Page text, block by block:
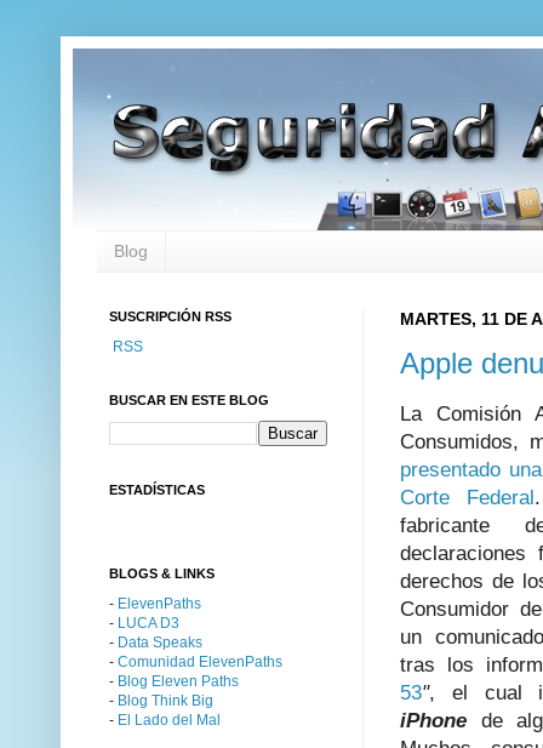
Blog
MARTES, 11 DE
Apple
La Comisión
Consumidos,
presentado
Corte Federal
fabricante
derechos de
Consumidor
un
tras los
53", el cual
iPhone de
SUSCRIPCIÓN RSS
RSS
BUSCAR EN ESTE BLOG
ESTADÍSTICAS
BLOGS & LINKS
- ElevenPaths
- LUCA D3
- Data Speaks
- Comunidad ElevenPaths
- Blog Eleven Paths
- Blog Think Big
- El Lado del Mal